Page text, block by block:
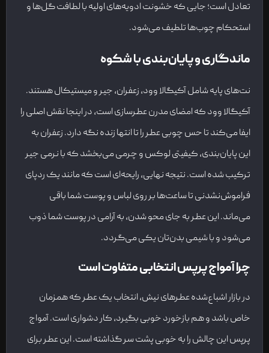
تعادل است؛ جایی که خشونت ادویه‌های اولیه با لطافت گل‌ها و
استحکام چوب‌ها تلطیف می‌شود.
ماندگاری و پایان‌بندی با شکوه
نت‌های پایه شامل آکیگالا وود، زعفران، جیر و میستیکال هستند.
آکیگالا وود که امضای مدرن عطرسازی است، در اینجا نقش اصلی را
ایفا می‌کند تا حس چوبی عطر را تا انتها زنده نگه دارد. زعفران به
این پایان‌بندی، کیفیتی لوکس و چرمی می‌بخشد که با نرمی جیر
ترکیب شده است. نتیجه نهایی، رایحه‌ای است که مانند یک ردپای
فراموش‌نشدنی تا ساعت‌ها بر روی لباس و پوست شما باقی
می‌ماند. این عطر به جای محو شدن، به آرامی در پوست شما ذوب
می‌شود و با شیمی بدن‌تان یکی می‌گردد.
چرا آمواج پرپس انتخابی متفاوت است
در بازار اشباع‌شده عطرهای نیش، انتخاب یک عطر که همزمان
خاص باشد و هم بازخورد خوبی بگیرد، کار دشواری است. آمواج
پرپس این چالش را به خوبی پشت سر گذاشته است. این عطر برای